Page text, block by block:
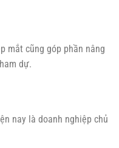
mắt cũng góp phần nâng
dự.
nay là doanh nghiệp chủ